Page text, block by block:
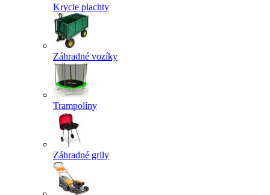
Krycie plachty
Záhradné vozíky
Trampolíny
Záhradné grily